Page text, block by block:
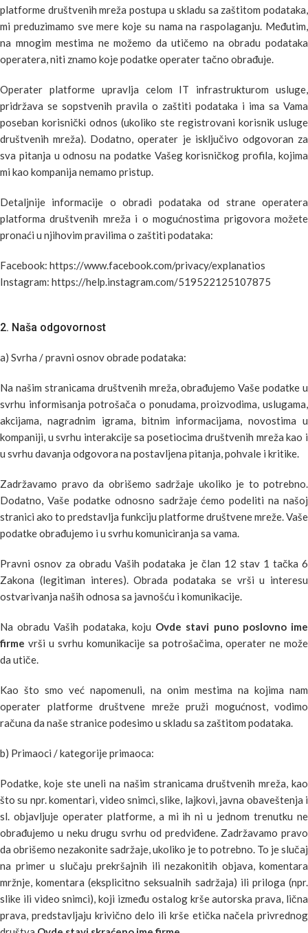
platforme društvenih mreža postupa u skladu sa zaštitom podataka,
mi preduzimamo sve mere koje su nama na raspolaganju. Međutim,
na mnogim mestima ne možemo da utičemo na obradu podataka
operatera, niti znamo koje podatke operater tačno obrađuje.
Operater platforme upravlja celom IT infrastrukturom usluge,
pridržava se sopstvenih pravila o zaštiti podataka i ima sa Vama
poseban korisnički odnos (ukoliko ste registrovani korisnik usluge
društvenih mreža). Dodatno, operater je isključivo odgovoran za
sva pitanja u odnosu na podatke Vašeg korisničkog profila, kojima
mi kao kompanija nemamo pristup.
Detaljnije informacije o obradi podataka od strane operatera
platforma društvenih mreža i o mogućnostima prigovora možete
pronaći u njihovim pravilima o zaštiti podataka:
Facebook: https://www.facebook.com/privacy/explanatios
Instagram: https://help.instagram.com/519522125107875
2. Naša odgovornost
a) Svrha / pravni osnov obrade podataka:
Na našim stranicama društvenih mreža, obrađujemo Vaše podatke u
svrhu informisanja potrošača o ponudama, proizvodima, uslugama,
akcijama, nagradnim igrama, bitnim informacijama, novostima u
kompaniji, u svrhu interakcije sa posetiocima društvenih mreža kao i
u svrhu davanja odgovora na postavljena pitanja, pohvale i kritike.
Zadržavamo pravo da obrišemo sadržaje ukoliko je to potrebno.
Dodatno, Vaše podatke odnosno sadržaje ćemo podeliti na našoj
stranici ako to predstavlja funkciju platforme društvene mreže. Vaše
podatke obrađujemo i u svrhu komuniciranja sa vama.
Pravni osnov za obradu Vaših podataka je član 12 stav 1 tačka 6
Zakona (legitiman interes). Obrada podataka se vrši u interesu
ostvarivanja naših odnosa sa javnošću i komunikacije.
Na obradu Vaših podataka, koju Ovde stavi puno poslovno ime
firme vrši u svrhu komunikacije sa potrošačima, operater ne može
da utiče.
Kao što smo već napomenuli, na onim mestima na kojima nam
operater platforme društvene mreže pruži mogućnost, vodimo
računa da naše stranice podesimo u skladu sa zaštitom podataka.
b) Primaoci / kategorije primaoca:
Podatke, koje ste uneli na našim stranicama društvenih mreža, kao
što su npr. komentari, video snimci, slike, lajkovi, javna obaveštenja i
sl. objavljuje operater platforme, a mi ih ni u jednom trenutku ne
obrađujemo u neku drugu svrhu od predviđene. Zadržavamo pravo
da obrišemo nezakonite sadržaje, ukoliko je to potrebno. To je slučaj
na primer u slučaju prekršajnih ili nezakonitih objava, komentara
mržnje, komentara (eksplicitno seksualnih sadržaja) ili priloga (npr.
slike ili video snimci), koji između ostalog krše autorska prava, lična
prava, predstavljaju krivično delo ili krše etička načela privrednog